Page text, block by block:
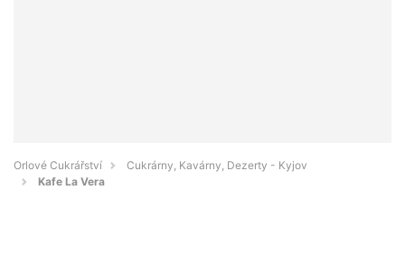
Orlové Cukrářství
Cukrárny, Kavárny, Dezerty - Kyjov
Kafe La Vera